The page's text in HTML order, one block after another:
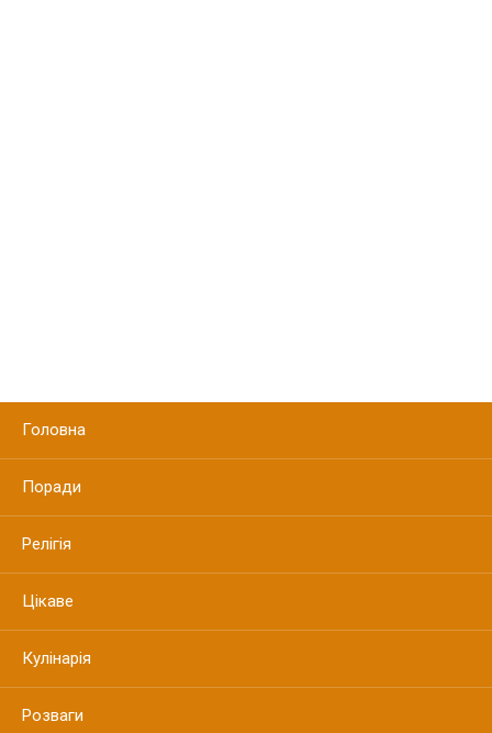
Головна
Поради
Релігія
Цікаве
Кулінарія
Розваги